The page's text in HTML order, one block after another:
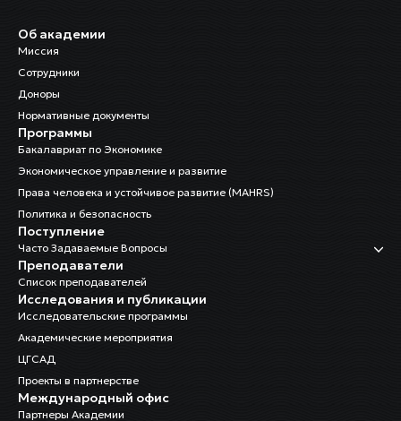
Об академии
Миссия
Сотрудники
Доноры
Нормативные документы
Программы
Бакалавриат по Экономике
Экономическое управление и развитие
Права человека и устойчивое развитие (MAHRS)
Политика и безопасность
Поступление
Часто Задаваемые Вопросы
Преподаватели
Список преподавателей
Исследования и публикации
Исследовательские программы
Академические мероприятия
ЦГСАД
Проекты в партнерстве
Международный офис
Партнеры Академии